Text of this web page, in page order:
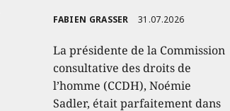
FABIEN GRASSER 31.07.2026
La présidente de la Commission
consultative des droits de
l’homme (CCDH), Noémie
Sadler, était parfaitement dans